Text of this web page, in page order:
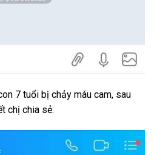
7 tuổi bị chảy máu cam, sau
chị chia sẻ: